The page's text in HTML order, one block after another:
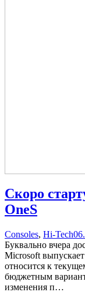
Скоро
OneS
Categories
Consoles, Hi-Tech
on
Буквально вчера
Microsoft
относится к
бюджетным
изменения п…